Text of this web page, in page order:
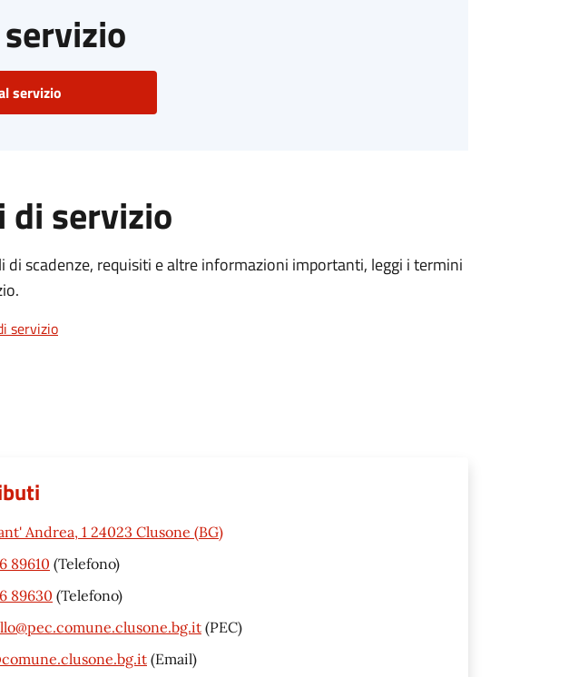
servizio
di servizio
di scadenze, requisiti e altre informazioni importanti, leggi i termini
servizio
Andrea, 1 24023 Clusone (BG)
89610 (Telefono)
89630 (Telefono)
(PEC)
(Email)